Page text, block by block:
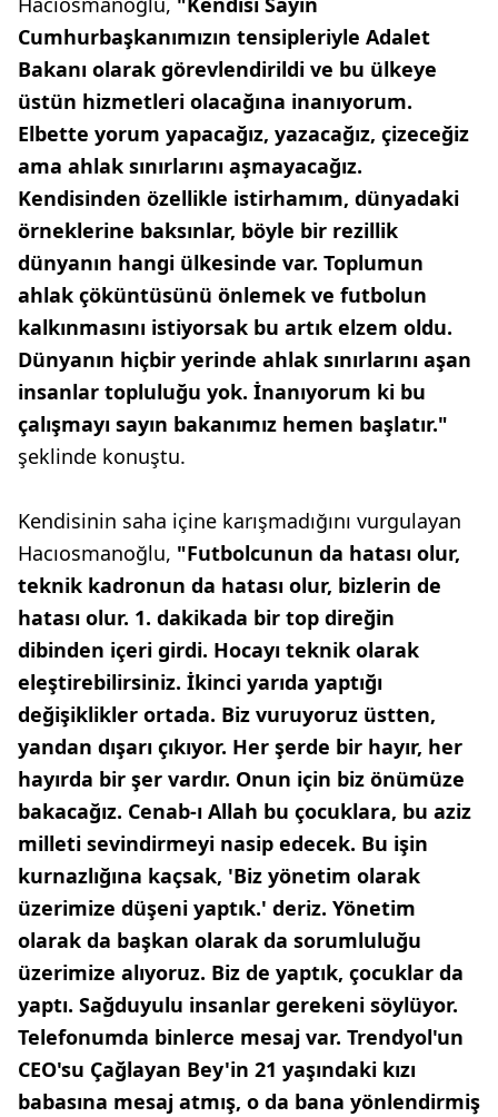
Cumhurbaşkanımızın tensipleriyle Adalet
Bakanı olarak görevlendirildi ve bu ülkeye
üstün hizmetleri olacağına inanıyorum.
Elbette yorum yapacağız, yazacağız, çizeceğiz
ama ahlak sınırlarını aşmayacağız.
Kendisinden özellikle istirhamım, dünyadaki
örneklerine baksınlar, böyle bir rezillik
dünyanın hangi ülkesinde var. Toplumun
ahlak çöküntüsünü önlemek ve futbolun
kalkınmasını istiyorsak bu artık elzem oldu.
Dünyanın hiçbir yerinde ahlak sınırlarını aşan
insanlar topluluğu yok. İnanıyorum ki bu
çalışmayı sayın bakanımız hemen başlatır."
şeklinde konuştu.
Kendisinin saha içine karışmadığını vurgulayan
Hacıosmanoğlu, "Futbolcunun da hatası olur,
teknik kadronun da hatası olur, bizlerin de
hatası olur. 1. dakikada bir top direğin
dibinden içeri girdi. Hocayı teknik olarak
eleştirebilirsiniz. İkinci yarıda yaptığı
değişiklikler ortada. Biz vuruyoruz üstten,
yandan dışarı çıkıyor. Her şerde bir hayır, her
hayırda bir şer vardır. Onun için biz önümüze
bakacağız. Cenab-ı Allah bu çocuklara, bu aziz
milleti sevindirmeyi nasip edecek. Bu işin
kurnazlığına kaçsak, 'Biz yönetim olarak
üzerimize düşeni yaptık.' deriz. Yönetim
olarak da başkan olarak da sorumluluğu
üzerimize alıyoruz. Biz de yaptık, çocuklar da
yaptı. Sağduyulu insanlar gerekeni söylüyor.
Telefonumda binlerce mesaj var. Trendyol'un
CEO'su Çağlayan Bey'in 21 yaşındaki kızı
babasına mesaj atmış, o da bana yönlendirmiş